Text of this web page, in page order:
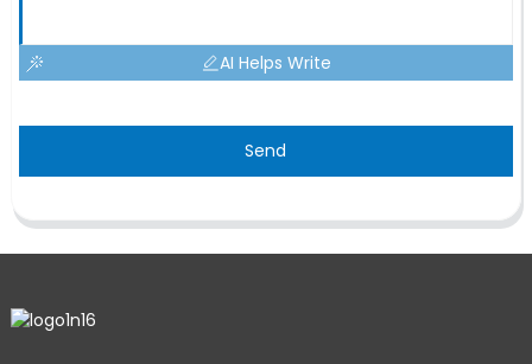
AI Helps Write
Send